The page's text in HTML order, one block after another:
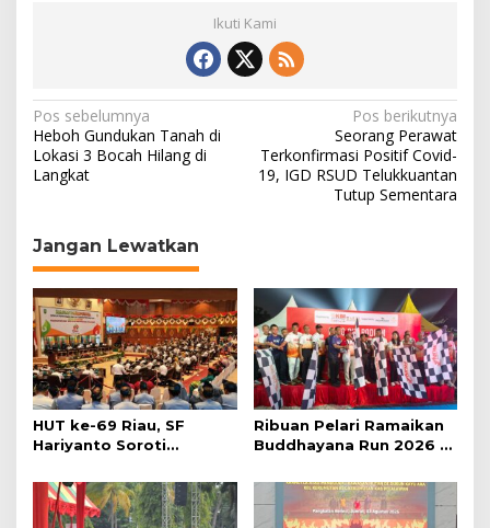
Ikuti Kami
N
a
v
g
a
s
i
p
o
s
Pos sebelumnya
Heboh Gundukan Tanah di
Lokasi 3 Bocah Hilang di
Langkat
Pos berikutnya
Seorang Perawat
Terkonfirmasi Positif Covid-
19, IGD RSUD Telukkuantan
Tutup Sementara
Jangan Lewatkan
HUT ke-69 Riau, SF
Hariyanto Soroti
Kemiskinan
Ribuan Pelari Ramaikan
Buddhayana Run 2026 di